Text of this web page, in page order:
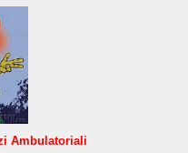
Ambulatoriali